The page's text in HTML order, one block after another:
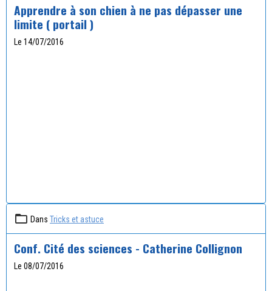
Apprendre à son chien à ne pas dépasser une
limite ( portail )
Le 14/07/2016
Dans Tricks et astuce
Conf. Cité des sciences - Catherine Collignon
Le 08/07/2016